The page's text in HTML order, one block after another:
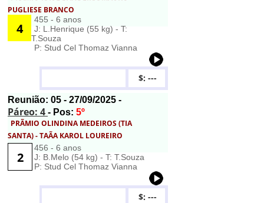
PUGLIESE BRANCO
4
455 - 6 anos
J: L.Henrique (55 kg) - T:
T.Souza
P: Stud Cel Thomaz Vianna
$: ---
Reunião: 05 - 27/09/2025 -
Páreo: 4 - Pos: 5º
PRÃMIO OLINDINA MEDEIROS (TIA
SANTA) - TAÃA KAROL LOUREIRO
2
456 - 6 anos
J: B.Melo (54 kg) - T: T.Souza
P: Stud Cel Thomaz Vianna
$: ---